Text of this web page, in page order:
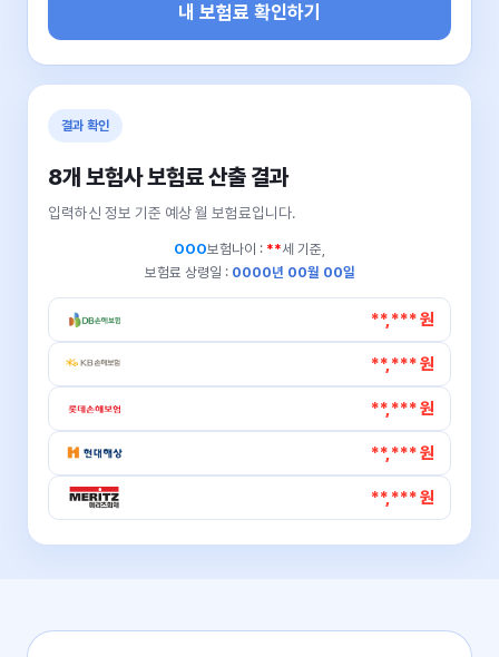
내 보험료 확인하기
결과 확인
8개 보험사 보험료 산출 결과
입력하신 정보 기준 예상 월 보험료입니다.
OOO보험나이 : **세 기준,
보험료 상령일 : 0000년 00월 00일
**,*** 원
**,*** 원
**,*** 원
**,*** 원
**,*** 원